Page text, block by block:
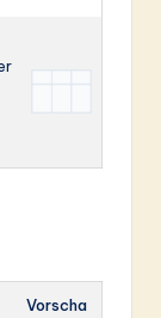
Vorscha